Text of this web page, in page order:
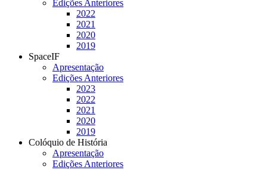
Edições Anteriores
2022
2021
2020
2019
SpaceIF
Apresentação
Edições Anteriores
2023
2022
2021
2020
2019
Colóquio de História
Apresentação
Edições Anteriores